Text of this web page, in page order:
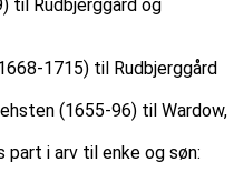
til Rudbjerggård og
1715) til Rudbjerggård
(1655-96) til Wardow,
part i arv til enke og søn: